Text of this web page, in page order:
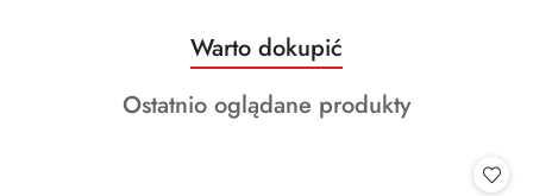
Pomiń karuzelę produktów
Produkty
o
statusie:
Warto dokupić
Produkty
Ostatnio oglądane produkty